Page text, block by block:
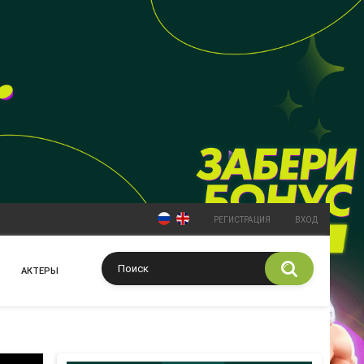
РЕГИСТРАЦИЯ ВХОД
АКТЕРЫ